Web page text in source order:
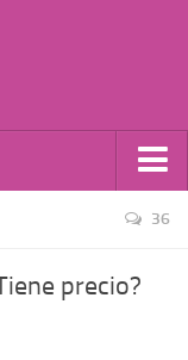
36
precio?